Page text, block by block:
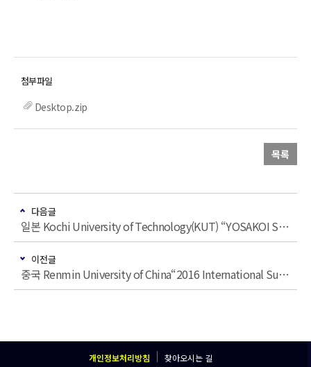
Desktop.zip
목록
다음글
일본 Kochi University of Technology(KUT) “YOSAKOI Summer School 2016”참가 후보자 선발 안내
이전글
중국 Renmin University of China“2016 International Summer School”
개인정보처리방침 찾아오시는 길